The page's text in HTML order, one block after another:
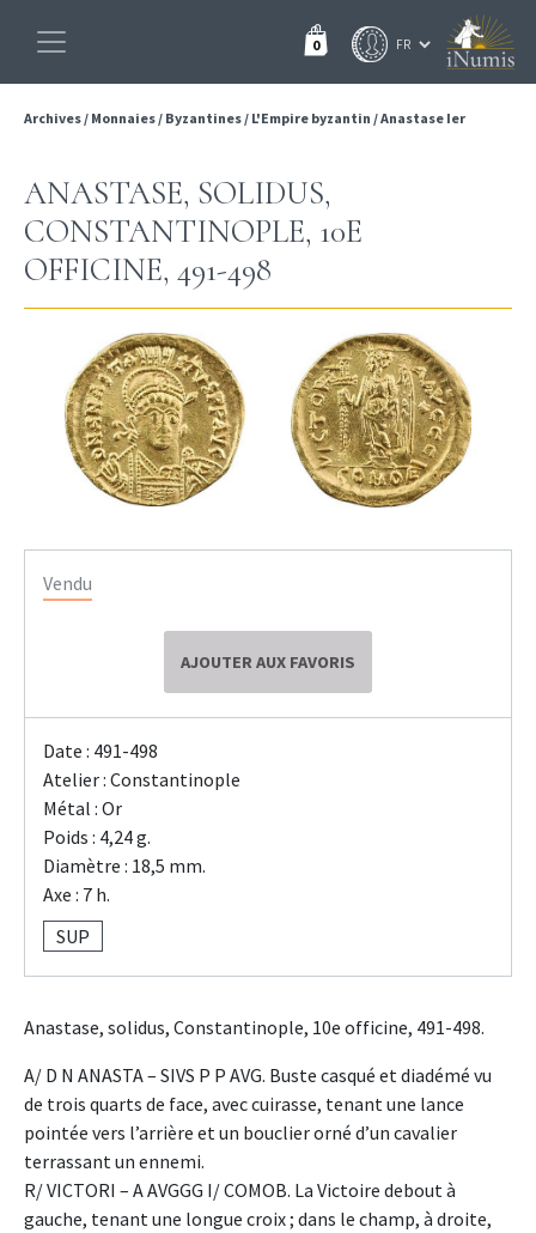
0
Archives/ Monnaies/ Byzantines/ L'Empire byzantin /Anastase Ier
ANASTASE, SOLIDUS,
CONSTANTINOPLE, 10E
OFFICINE, 491-498
Vendu
AJOUTER AUX FAVORIS
Date : 491-498
Atelier : Constantinople
Métal : Or
Poids : 4,24 g.
Diamètre : 18,5 mm.
Axe : 7 h.
SUP
Anastase, solidus, Constantinople, 10e officine, 491-498.
A/ D N ANASTA – SIVS P P AVG. Buste casqué et diadémé vu
de trois quarts de face, avec cuirasse, tenant une lance
pointée vers l’arrière et un bouclier orné d’un cavalier
terrassant un ennemi.
R/ VICTORI – A AVGGG I/ COMOB. La Victoire debout à
gauche, tenant une longue croix ; dans le champ, à droite,